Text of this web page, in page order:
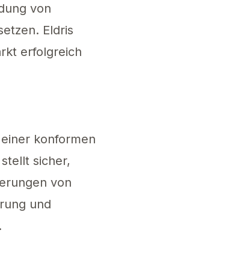
von
Eldris
erfolgreich
EU-Vorschriften für
konformen
sicher,
von
und